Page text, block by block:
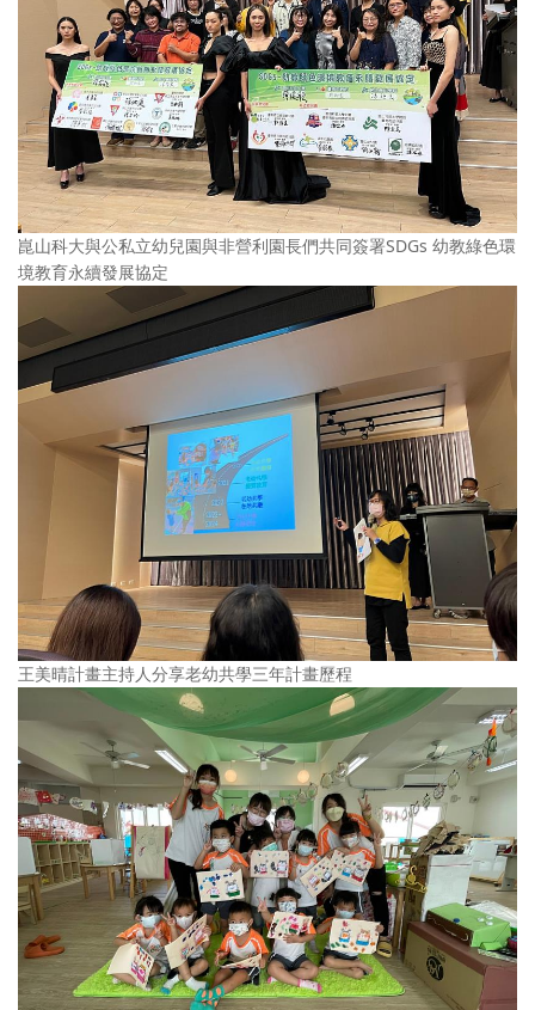
崑山科大與公私立幼兒園與非營利園長們共同簽署SDGs 幼教綠色環
境教育永續發展協定
王美晴計畫主持人分享老幼共學三年計畫歷程